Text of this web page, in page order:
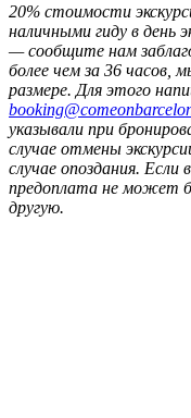
20% стоимости
наличными гиду в день
— сообщите нам
более чем за 36 часов,
размере. Для этого
указывали при
случае отмены
случае опоздания. Если
предоплата не может
другую.